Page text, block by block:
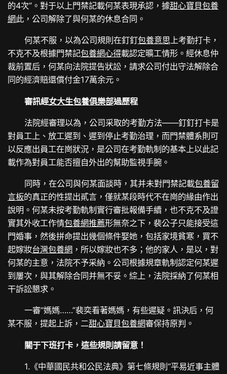
的4次”。對于以上門禁記載何某表現承認，據甜心寶貝包養
網此，公司解除了與何某的休息合同。
何某不服，以為公司規則在釘釘包養意思上考勤打卡，
不克不及根據門禁記包養網心得載認定曠工情形。經休息仲
裁前置后，何某向法院提告狀訟，請求公司付出守法解除合
同的經濟賠還償付金17萬余元。
審訊經女大生包養俱樂部過歷程
法院經審理以為，公司采取的考勤方法——釘釘打卡是
對員工上、放工遲到、遲到停止考勤治理，而門禁體系則可
以反應出員工在崗狀況，是公司在考勤軌制的基本上以此記
載作為對員工能否擅自外出的幫助監視手腕。
同時，在公司與何某面談時，其并未對門禁記載包養留
言板的真正的性提出貳言，僅就某段時代不在崗的緣由作出
說明。何某未按考勤軌制實行審批報備手續，也不克不及證
實其外收工作情包養網推薦形無奈之下，裴公子只能接受這
門婚事，然後拼命提出幾個條件娶她，包括家境貧寒，買不
起嫁妝台灣包養網 ，所以嫁妝也不多；他的家人，是以，對
何某的主意，法院不予采納。公司根據規章軌制認定何某遲
到屢次，與其解除合同并無不妥。綜上，法院採納了何某相
干訴訟懇求。
一審“媽媽……”裴奕看著媽媽，有些遲疑。訊決后，何
某不服，提起上訴，二甜心寶貝包養網審保持原判。
關于下班打卡， 這些規則請留意！
1.《中華國民共和公民法典》第七條規則“平易近事主體